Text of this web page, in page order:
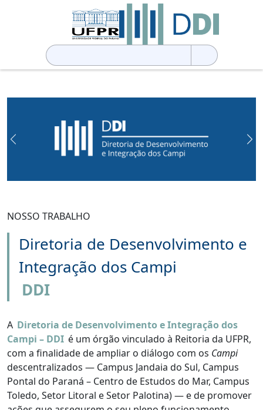
Pesquisar
por:
Previous
NOSSO TRABALHO
Diretoria de Desenvolvimento e
Integração dos Campi
DDI
A Diretoria de Desenvolvimento e Integração dos
Campi – DDI é um órgão vinculado à Reitoria da UFPR,
com a finalidade de ampliar o diálogo com os Campi
descentralizados — Campus Jandaia do Sul, Campus
Pontal do Paraná – Centro de Estudos do Mar, Campus
Toledo, Setor Litoral e Setor Palotina) — e de promover